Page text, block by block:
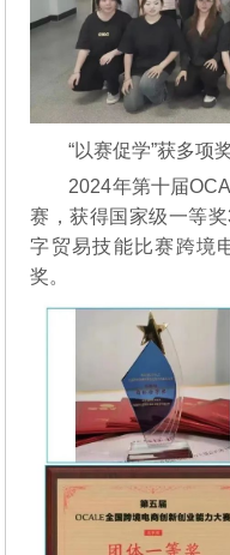
“以赛促学”获多项
2024年第十届
赛，获得国家级一等
字贸易技能比赛跨境
奖。